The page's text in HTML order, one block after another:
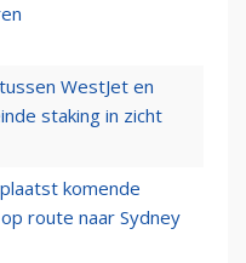
WestJet en
staking in zicht
komende
route naar Sydney